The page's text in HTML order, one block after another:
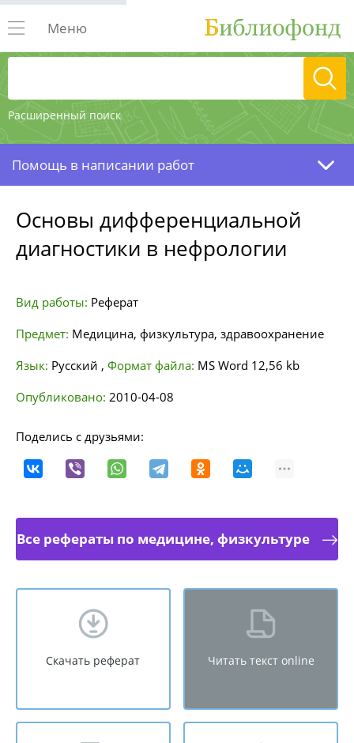
Расширенный поиск
Меню
Помощь в написании работ
Основы дифференциальной
диагностики в нефрологии
Вид работы: Реферат
Предмет: Медицина, физкультура, здравоохранение
Язык: Русский , Формат файла: MS Word 12,56 kb
Опубликовано: 2010-04-08
Поделись с друзьями:
Все рефераты по медицине, физкультуре
Скачать реферат Читать текст online